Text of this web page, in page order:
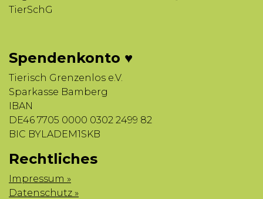
TierSchG
Spendenkonto ♥
Tierisch Grenzenlos e.V.
Sparkasse Bamberg
IBAN
DE46 7705 0000 0302 2499 82
BIC BYLADEM1SKB
Rechtliches
Impressum »
Datenschutz »